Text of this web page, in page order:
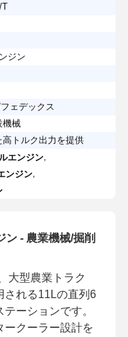
T
ジン
ェデックス
機械
トルク出力を提供
エンジン
ンジン
ン - 農業機械/掘削
大型農業トラク
される11Lの直列6
ーションです。
ークーラー設計を